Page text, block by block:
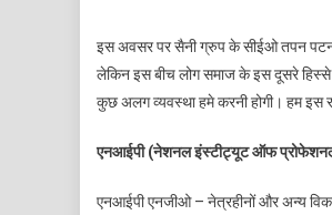
इस अवसर पर सैनी ग्रुप के सीईओ तपन
लेकिन इस बीच लोग समाज के इस दूसरे
कुछ अलग व्यवस्था हमे करनी होगी। हम इस
एनआईपी (नेशनल इंस्टीट्यूट ऑफ
एनआईपी एनजीओ – नेत्रहीनों और अन्य